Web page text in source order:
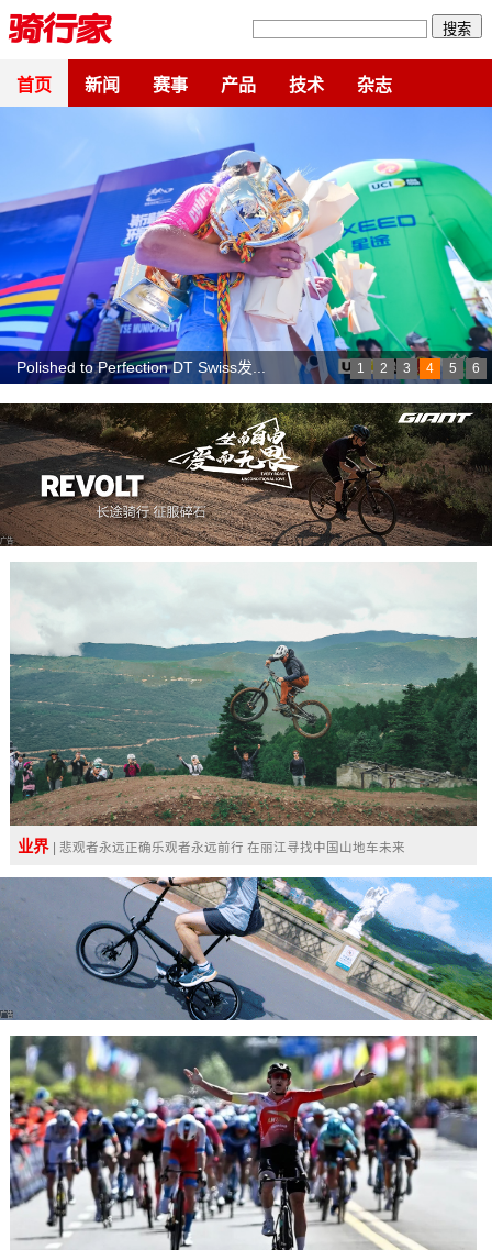
搜索
首页 新闻 赛事 产品 技术 杂志
Polished to Perfection DT Swiss发...
SCHWALBE 德燕展位赢好礼！2026富龙山...
胸部填充检查引发争议 车手协会批评UCI...
1 2 3 4 5 6
广告
业界 | 悲观者永远正确乐观者永远前行 在丽江寻找中国山地车未来
广告